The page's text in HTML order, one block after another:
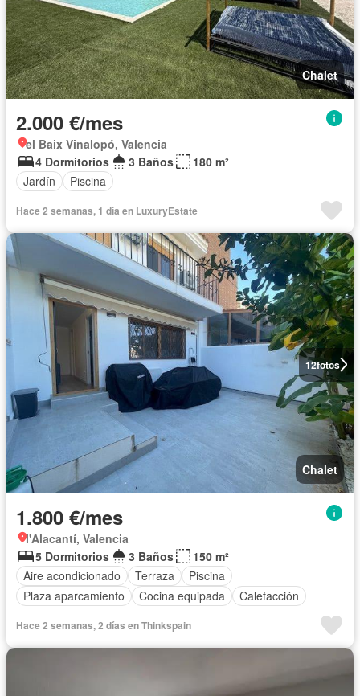
Chalet
2.000 €/mes
el Baix Vinalopó, Valencia
4 Dormitorios
3 Baños
180 m²
Jardín
Piscina
Hace 2 semanas, 1 día en LuxuryEstate
12fotos
Chalet
1.800 €/mes
l'Alacantí, Valencia
5 Dormitorios
3 Baños
150 m²
Aire acondicionado
Terraza
Piscina
Plaza aparcamiento
Cocina equipada Calefacción
Hace 2 semanas, 2 días en Thinkspain